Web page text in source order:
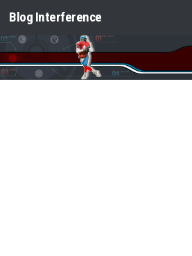
Saltar al contenido
Blog Interference